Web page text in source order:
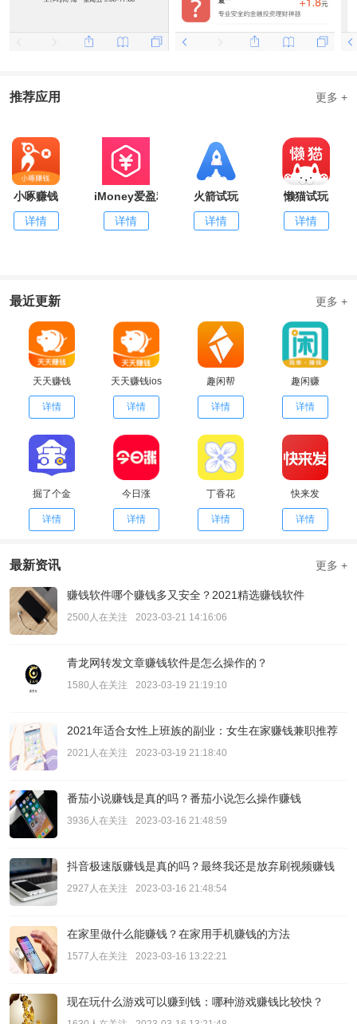
推荐应用 更多 +
小啄赚钱
详情
iMoney爱盈利
详情
火箭试玩
详情
懒猫试玩
详情
最近更新 更多 +
天天赚钱
详情
天天赚钱ios
详情
趣闲帮
详情
趣闲赚
详情
掘了个金
详情
今日涨
详情
丁香花
详情
快来发
详情
最新资讯 更多 +
赚钱软件哪个赚钱多又安全？2021精选赚钱软件
2500人在关注 2023-03-21 14:16:06
青龙网转发文章赚钱软件是怎么操作的？
1580人在关注 2023-03-19 21:19:10
2021年适合女性上班族的副业：女生在家赚钱兼职推荐
2021人在关注 2023-03-19 21:18:40
番茄小说赚钱是真的吗？番茄小说怎么操作赚钱
3936人在关注 2023-03-16 21:48:59
抖音极速版赚钱是真的吗？最终我还是放弃刷视频赚钱
2927人在关注 2023-03-16 21:48:54
在家里做什么能赚钱？在家用手机赚钱的方法
1577人在关注 2023-03-16 13:22:21
现在玩什么游戏可以赚到钱：哪种游戏赚钱比较快？